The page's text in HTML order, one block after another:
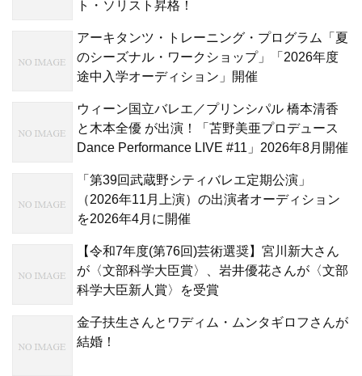
ト・ソリスト昇格！
アーキタンツ・トレーニング・プログラム「夏
のシーズナル・ワークショップ」「2026年度
途中入学オーディション」開催
ウィーン国立バレエ／プリンシパル 橋本清香
と木本全優 が出演！「苫野美亜プロデュース
Dance Performance LIVE #11」2026年8月開催
「第39回武蔵野シティバレエ定期公演」
（2026年11月上演）の出演者オーディション
を2026年4月に開催
【令和7年度(第76回)芸術選奨】宮川新大さん
が〈文部科学大臣賞〉、岩井優花さんが〈文部
科学大臣新人賞〉を受賞
金子扶生さんとワディム・ムンタギロフさんが
結婚！